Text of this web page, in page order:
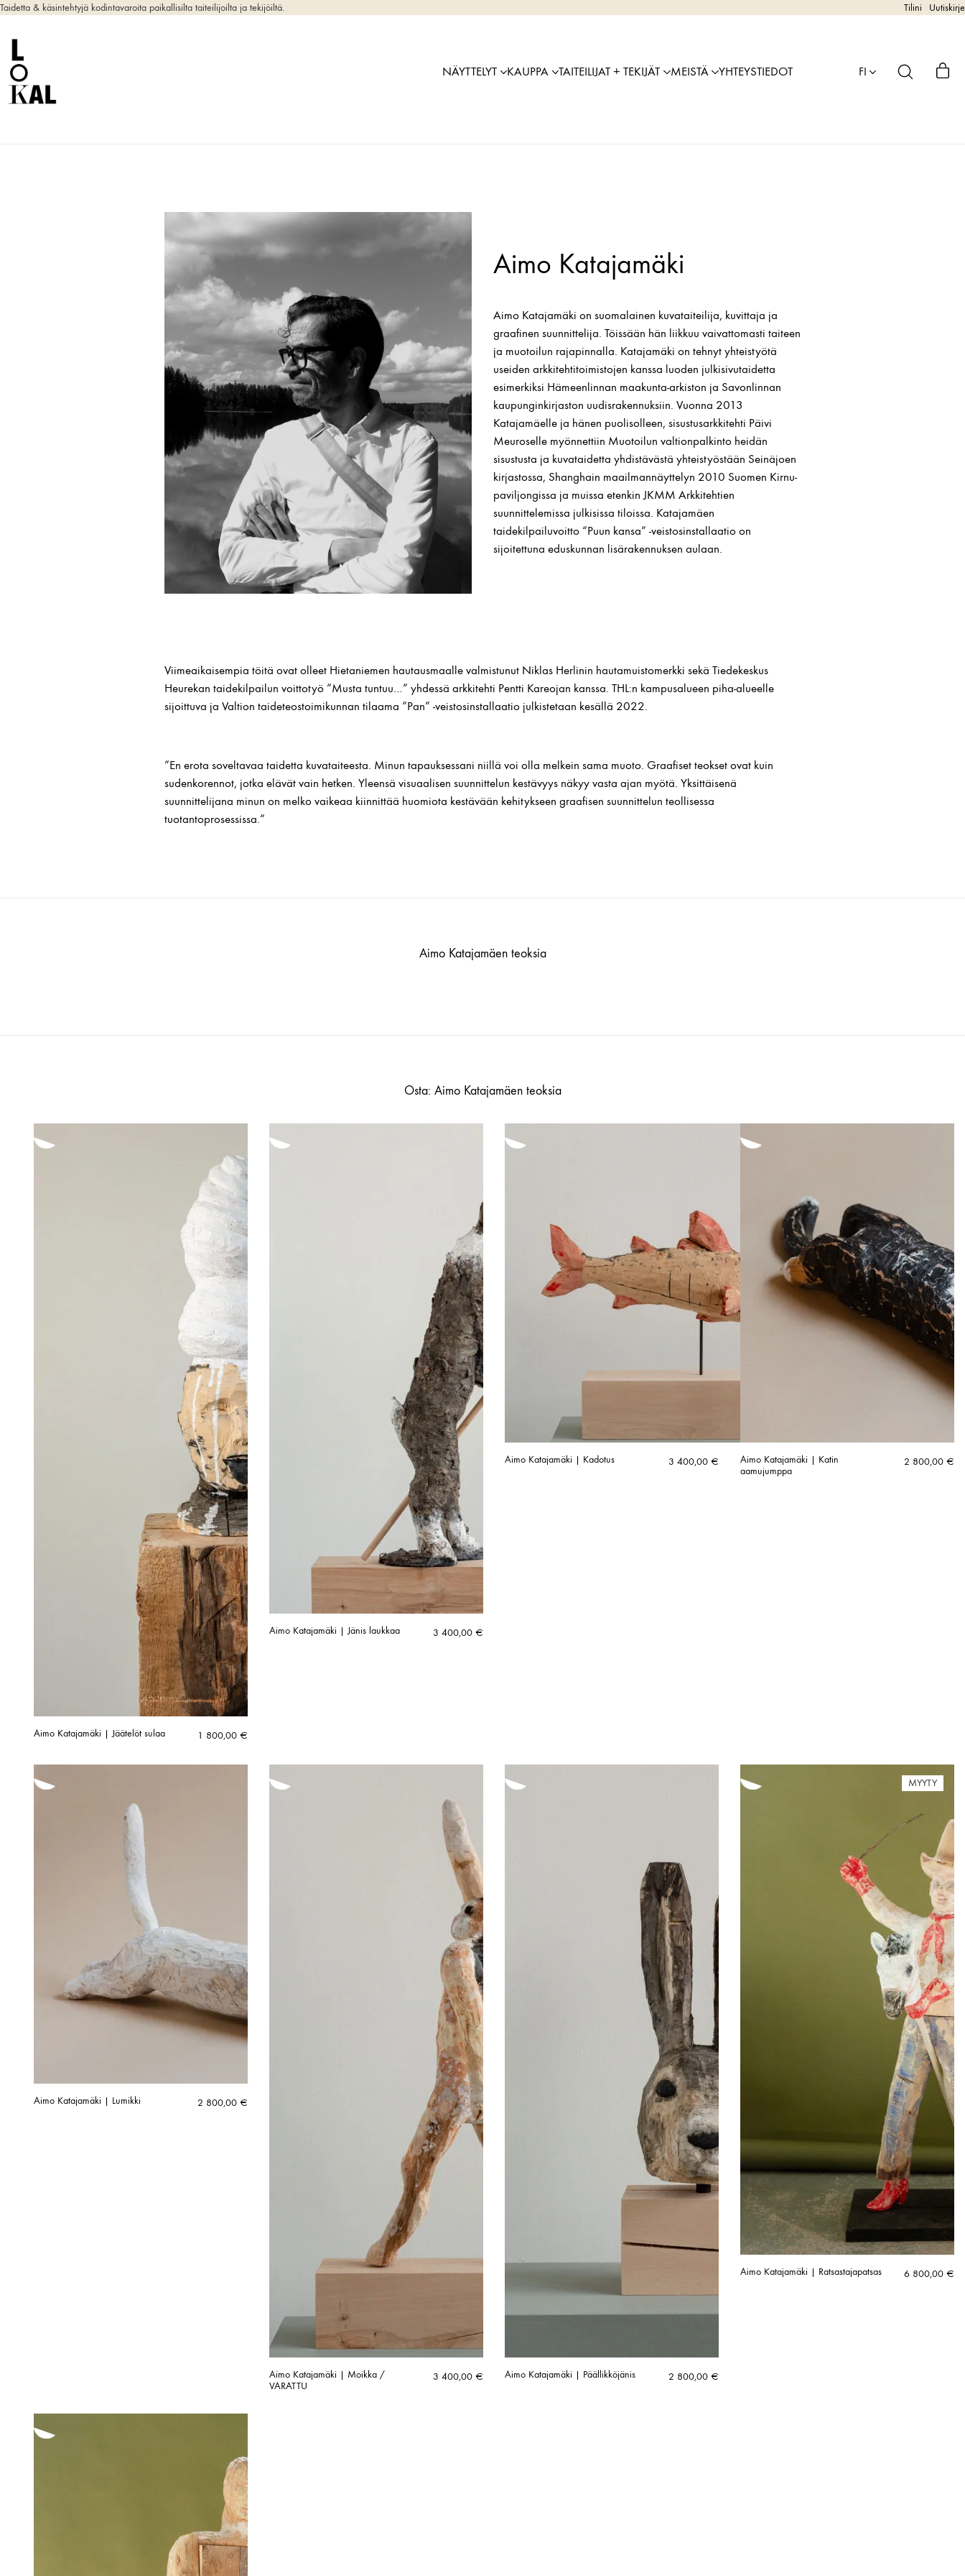
Taidetta & käsintehtyjä kodintavaroita paikallisilta taiteilijoilta ja tekijöiltä. Tilini Uutiskirje
NÄYTTELYT KAUPPA TAITEILIJAT + TEKIJÄT MEISTÄ YHTEYSTIEDOT FI
Aimo Katajamäki
Aimo Katajamäki on suomalainen kuvataiteilija, kuvittaja ja
graafinen suunnittelija. Töissään hän liikkuu vaivattomasti taiteen
ja muotoilun rajapinnalla. Katajamäki on tehnyt yhteistyötä
useiden arkkitehtitoimistojen kanssa luoden julkisivutaidetta
esimerkiksi Hämeenlinnan maakunta-arkiston ja Savonlinnan
kaupunginkirjaston uudisrakennuksiin. Vuonna 2013
Katajamäelle ja hänen puolisolleen, sisustusarkkitehti Päivi
Meuroselle myönnettiin Muotoilun valtionpalkinto heidän
sisustusta ja kuvataidetta yhdistävästä yhteistyöstään Seinäjoen
kirjastossa, Shanghain maailmannäyttelyn 2010 Suomen Kirnu-
paviljongissa ja muissa etenkin JKMM Arkkitehtien
suunnittelemissa julkisissa tiloissa. Katajamäen
taidekilpailuvoitto “Puun kansa” -veistosinstallaatio on
sijoitettuna eduskunnan lisärakennuksen aulaan.
Viimeaikaisempia töitä ovat olleet Hietaniemen hautausmaalle valmistunut Niklas Herlinin hautamuistomerkki sekä Tiedekeskus
Heurekan taidekilpailun voittotyö ”Musta tuntuu…” yhdessä arkkitehti Pentti Kareojan kanssa. THL:n kampusalueen piha-alueelle
sijoittuva ja Valtion taideteostoimikunnan tilaama ”Pan” -veistosinstallaatio julkistetaan kesällä 2022.
”En erota soveltavaa taidetta kuvataiteesta. Minun tapauksessani niillä voi olla melkein sama muoto. Graafiset teokset ovat kuin
sudenkorennot, jotka elävät vain hetken. Yleensä visuaalisen suunnittelun kestävyys näkyy vasta ajan myötä. Yksittäisenä
suunnittelijana minun on melko vaikeaa kiinnittää huomiota kestävään kehitykseen graafisen suunnittelun teollisessa
tuotantoprosessissa.”
Aimo Katajamäen teoksia
Osta: Aimo Katajamäen teoksia
Aimo Katajamäki | Jäätelöt sulaa 1 800,00 €
Aimo Katajamäki | Jänis laukkaa 3 400,00 €
Aimo Katajamäki | Kadotus 3 400,00 €
Aimo Katajamäki | Katin
aamujumppa
2 800,00 €
Aimo Katajamäki | Lumikki 2 800,00 €
Aimo Katajamäki | Moikka /
VARATTU
3 400,00 € Aimo Katajamäki | Päällikköjänis 2 800,00 €
MYYTY
Aimo Katajamäki | Ratsastajapatsas 6 800,00 €